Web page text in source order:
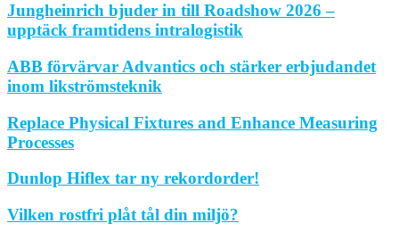
Jungheinrich bjuder in till Roadshow 2026 –
upptäck framtidens intralogistik
ABB förvärvar Advantics och stärker erbjudandet
inom likströmsteknik
Replace Physical Fixtures and Enhance Measuring
Processes
Dunlop Hiflex tar ny rekordorder!
Vilken rostfri plåt tål din miljö?